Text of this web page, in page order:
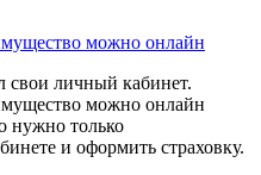
можно онлайн
свои личный кабинет.
можно онлайн
нужно только
и оформить страховку.